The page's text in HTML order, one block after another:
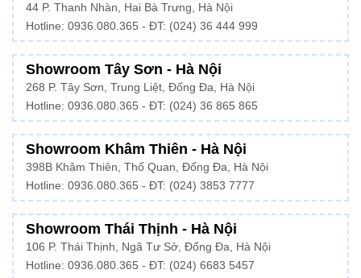
44 P. Thanh Nhàn, Hai Bà Trưng, Hà Nội
Hotline: 0936.080.365 - ĐT: (024) 36 444 999
Showroom Tây Sơn - Hà Nội
268 P. Tây Sơn, Trung Liệt, Đống Đa, Hà Nội
Hotline: 0936.080.365 - ĐT: (024) 36 865 865
Showroom Khâm Thiên - Hà Nội
398B Khâm Thiên, Thổ Quan, Đống Đa, Hà Nội
Hotline: 0936.080.365 - ĐT: (024) 3853 7777
Showroom Thái Thịnh - Hà Nội
106 P. Thái Thịnh, Ngã Tư Sở, Đống Đa, Hà Nội
Hotline: 0936.080.365 - ĐT: (024) 6683 5457